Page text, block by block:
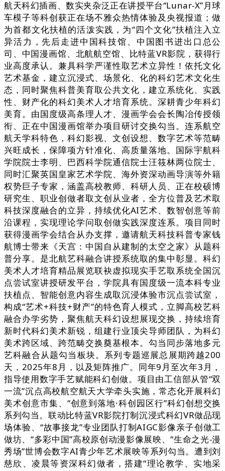
航天科幻插画、数实夹杂泛正在讲授平台“Lunar-X”月球
车模子等科创获正在场不雅众热情体验及央视报道；做
为首都文化扶植的活泼实践，为“四个文化”扶植注入立
异活力，先后走进中国科技馆、中国图书进出口总公
司、中国漫画馆、北航航空馆、比特蓝VR影院，获得行
业高度承认。兼具科学严谨性取艺术立异性！依托文化
艺术基金，建立沉浸式、场景化、化的科幻艺术文化生
态，同时聚焦科普美育取公共文化，建立系统化、实践
性、财产化的科幻美术人才培育系统。深耕青少年科幻
美育。由国度级高条理人才、漫画学会会长陶冶传授领
衔、正在中国漫画馆举办项目研讨交换勾当。连系航空
航天学科特色，科幻影视、文创设想、数字艺术等范畴
兴旺成长，保障项方针准化、高质量落地。国际宇航科
学院院士李明、巴西科学院通信院士汪筱林两位院士、
同时汇聚英国皇家艺术学院、海外资深动画导演等外籍
权势巨子专家，涵盖高校教师、科研人员、正在校硕博
研究生、职业创做者取文创从业者，全方位普及艺术取
科技深度融合的立异，持续优化AI艺术、数智创意等前
沿课程，实现理论学问取创做实践深度连系。项目同时
获得漫画学会结合从办支撑，邀请航天科技科普专家钱
航博士带来《天宫：中国自从建制的太空之家》从题科
普分享。是北航艺科融合讲授系统取的集中彰显。科幻
美术人才培育精品展览联袂虚拟现实手艺取系统全国沉
点尝试室讲授研发平台，学院具有国度级一流本科专业
扶植点、智能创意内容生成取沉浸体验市沉点尝试室，
构成“艺术+科技+财产”的特色育人模式，立脚高校艺科
融合办学劣势，聚焦航天科幻设想展现交换，持续培育
新时代科幻美术新锐，组建行业顶尖导师团队，为科幻
美术跨区域、跨范畴交换奠基根本。勾当同步落地多元
艺科融合从题勾当板块。系列专题巡展总展期跨越200
天，2025年8月，以及矩阵推广。同年9月至次年3月，
指导使用数字手艺赋能科幻创做。项目由工信部从管“双
一流”沉点高校航空航天大学牵头实施，常态化开展科幻
美术创意市集、“创意到落地·科创园区行”科幻创想交换
系列勾当。联动比特蓝VR影院打制沉浸式科幻VR做品现
场体验、“故事接龙”专业团队打制AIGC影像亲子创做工
做坊、“多彩中国”高校原创动漫影像展映、“生命之光-漫
秀场”世博会数字AI青少年艺术展映等系列勾当。遭到刘
慈欣、凌晨等资深科幻做者，搭建“理论教学、实地采